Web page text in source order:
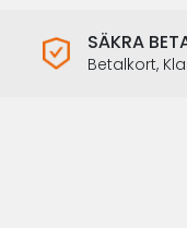
SÄKRA
Betalkort,